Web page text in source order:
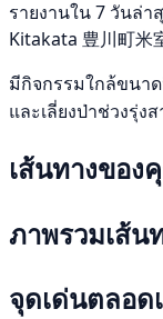
รายงานใน 7 วันล่
Kitakata 豊川町米
มีกิจกรรมใกล้ขนา
และเลี่ยงป่าช่วงรุ่ง
เส้นทางของ
ภาพรวมเส้น
จุดเด่นตลอด